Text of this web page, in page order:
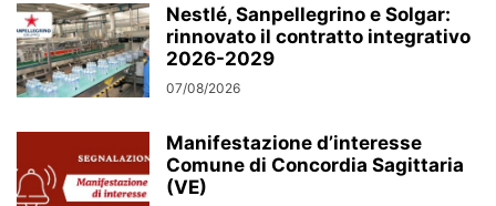
Nestlé, Sanpellegrino e Solgar:
rinnovato il contratto integrativo
2026-2029
07/08/2026
Manifestazione d’interesse
Comune di Concordia Sagittaria
(VE)